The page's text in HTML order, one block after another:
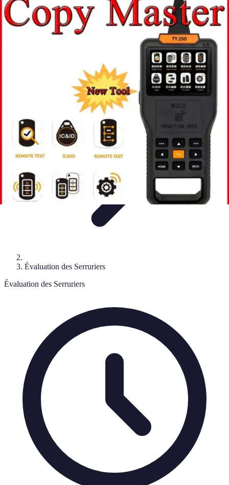
Serrurier Rapide Paris
Choix du serrurier
Conseils et AstucesConseils Pratiques
Choisir un
Serrurier
Produits et Services
Évaluation des Serruriers
Évaluation des Serruriers